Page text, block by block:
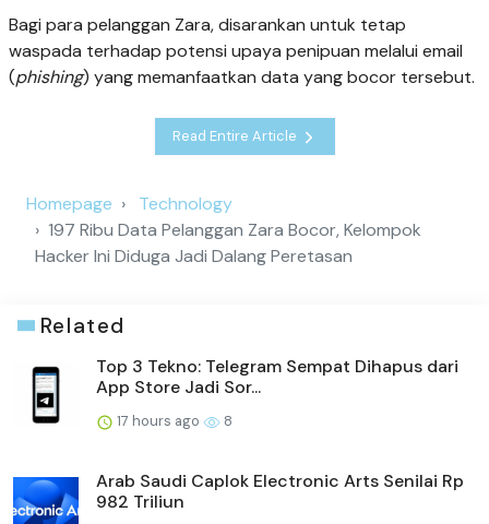
Bagi para pelanggan Zara, disarankan untuk tetap
waspada terhadap potensi upaya penipuan melalui email
(phishing) yang memanfaatkan data yang bocor tersebut.
Read Entire Article
Homepage
Technology
197 Ribu Data Pelanggan Zara Bocor, Kelompok
Hacker Ini Diduga Jadi Dalang Peretasan
Related
Top 3 Tekno: Telegram Sempat Dihapus dari
App Store Jadi Sor...
17 hours ago 8
Arab Saudi Caplok Electronic Arts Senilai Rp
982 Triliun